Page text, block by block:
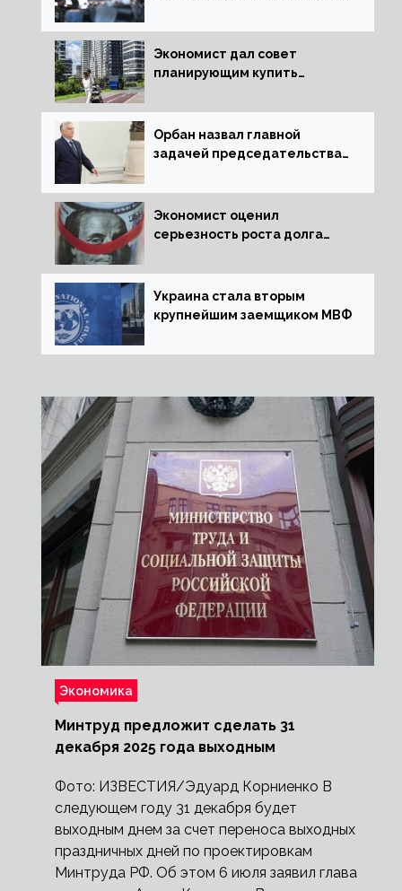
экономики
Экономист дал совет
планирующим купить
Орбан назвал главной
задачей председательства
за мир
Экономист оценил
серьезность роста долга
Украина стала вторым
крупнейшим заемщиком МВФ
Экономика
Минтруд предложит сделать 31
декабря 2025 года выходным
Фото: ИЗВЕСТИЯ/Эдуард Корниенко В
следующем году 31 декабря будет
выходным днем за счет переноса выходных
праздничных дней по проектировкам
Минтруда РФ. Об этом 6 июля заявил глава